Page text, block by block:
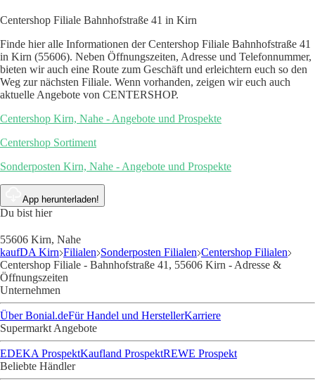
Centershop Filiale Bahnhofstraße 41 in Kirn
Finde hier alle Informationen der Centershop Filiale Bahnhofstraße 41
in Kirn (55606). Neben Öffnungszeiten, Adresse und Telefonnummer,
bieten wir auch eine Route zum Geschäft und erleichtern euch so den
Weg zur nächsten Filiale. Wenn vorhanden, zeigen wir euch auch
aktuelle Angebote von CENTERSHOP.
Centershop Kirn, Nahe - Angebote und Prospekte
Centershop Sortiment
Sonderposten Kirn, Nahe - Angebote und Prospekte
App herunterladen!
Du bist hier
55606 Kirn, Nahe
kaufDA Kirn Filialen Sonderposten Filialen Centershop Filialen
Centershop Filiale - Bahnhofstraße 41, 55606 Kirn - Adresse &
Öffnungszeiten
Unternehmen
Über Bonial.deFür Handel und HerstellerKarriere
Supermarkt Angebote
EDEKA ProspektKaufland ProspektREWE Prospekt
Beliebte Händler